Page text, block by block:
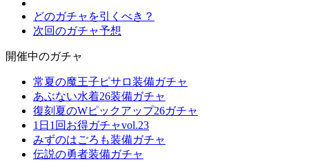
どのガチャを引くべき？
次回のガチャ予想
開催中のガチャ
常夏の魔王子ピサロ装備ガチャ
あぶない水着26装備ガチャ
復刻夏のWピックアップ26ガチャ
1日1回お得ガチャvol.23
みずのはごろも装備ガチャ
伝説の勇者装備ガチャ